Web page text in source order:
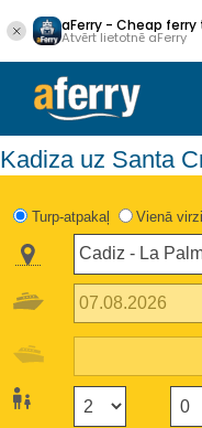
aFerry - Cheap
Atvērt lietotnē aFerry
Kadiza uz Santa
Turp-atpakaļ Vienā